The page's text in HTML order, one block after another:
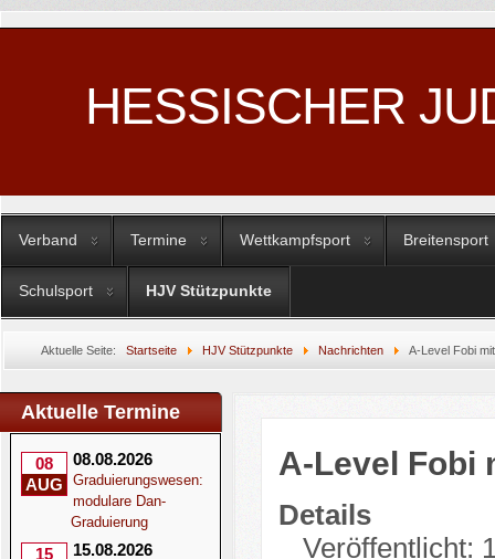
HESSISCHER
Verband Termine Wettkampfsport Breitensport
Schulsport HJV Stützpunkte
Aktuelle Seite: Startseite HJV Stützpunkte Nachrichten A-Level Fobi
Aktuelle Termine
08
AUG
08.08.2026
Graduierungswesen:
modulare Dan-
Graduierung
15
15.08.2026
A-Level Fobi
Details
Veröffentlicht: